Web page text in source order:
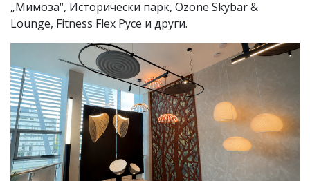
„Мимоза“, Исторически парк, Ozone Skybar &
Lounge, Fitness Flex Русе и други.